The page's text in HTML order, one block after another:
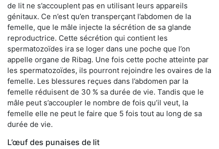
de lit ne s’accouplent pas en utilisant leurs appareils
génitaux. Ce n’est qu’en transperçant l’abdomen de la
femelle, que le mâle injecte la sécrétion de sa glande
reproductrice. Cette sécrétion qui contient les
spermatozoïdes ira se loger dans une poche que l’on
appelle organe de Ribag. Une fois cette poche atteinte par
les spermatozoïdes, ils pourront rejoindre les ovaires de la
femelle. Les blessures reçues dans l’abdomen par la
femelle réduisent de 30 % sa durée de vie. Tandis que le
mâle peut s’accoupler le nombre de fois qu’il veut, la
femelle elle ne peut le faire que 5 fois tout au long de sa
durée de vie.
L’œuf des punaises de lit